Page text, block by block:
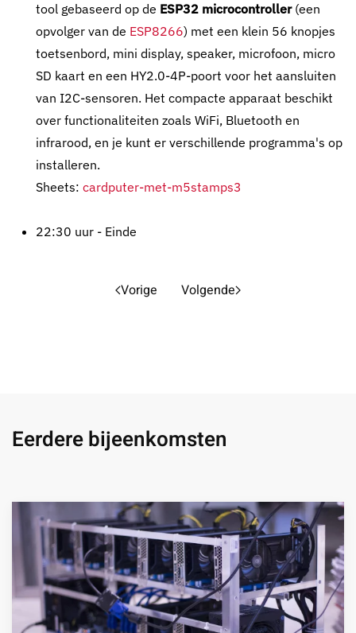
tool gebaseerd op de ESP32 microcontroller(een
opvolger van de ESP8266) met een klein 56 knopjes
toetsenbord, mini display, speaker, microfoon, micro
SD kaart en een HY2.0-4P-poort voor het aansluiten
van I2C-sensoren. Het compacte apparaat beschikt
over functionaliteiten zoals WiFi, Bluetooth en
infrarood, en je kunt er verschillende programma's op
installeren.
Sheets: cardputer-met-m5stamps3
22:30 uur - Einde
Vorige Volgende
Eerdere bijeenkomsten